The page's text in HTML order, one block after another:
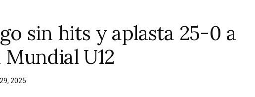
sin hits y aplasta 25-0 a
U12
2025